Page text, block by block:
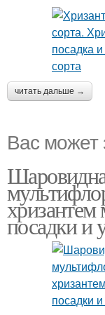
читать дальше →
Вас может
хризантем
посадки и